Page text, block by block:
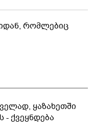
რომლებიც
ყაზახეთში
- ქვეყნდება